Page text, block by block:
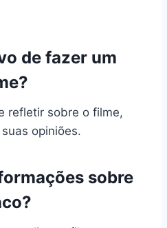
de fazer um
refletir sobre o filme,
opiniões.
sobre